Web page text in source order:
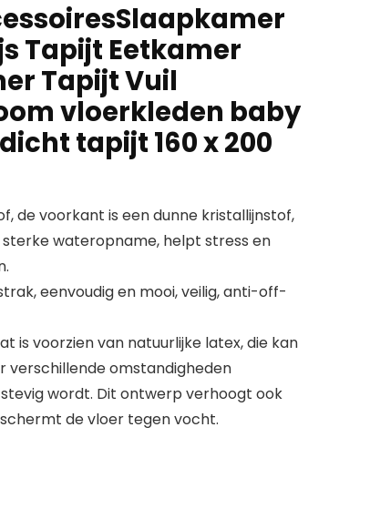
Tapijt Eetkamer
Tapijt Vuil
vloerkleden baby
tapijt 160 x 200
de voorkant is een dunne kristallijnstof,
wateropname, helpt stress en
eenvoudig en mooi, veilig, anti-off-
is voorzien van natuurlijke latex, die kan
omstandigheden
wordt. Dit ontwerp verhoogt ook
de vloer tegen vocht.